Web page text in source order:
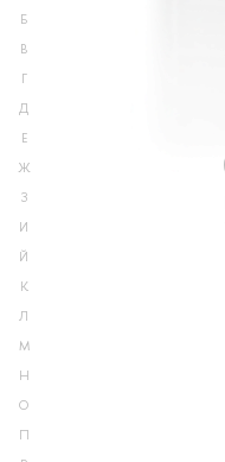
Б
В
Г
Д
Е
Ж
З
И
Й
К
Л
М
Н
О
П